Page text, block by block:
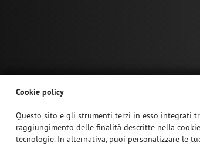
Cookie policy
Questo sito e gli strumenti terzi in esso integrati
raggiungimento delle finalità descritte nella
tecnologie. In alternativa, puoi personalizzare le